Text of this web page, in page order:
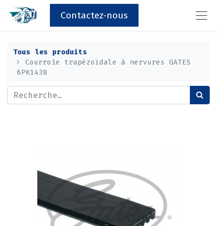
Contactez-nous
Tous les produits
Courroie trapézoïdale à nervures GATES
6PK1438